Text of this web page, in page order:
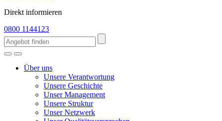
Direkt informieren
0800 1144123
Über uns
Unsere Verantwortung
Unsere Geschichte
Unser Management
Unsere Struktur
Unser Netzwerk